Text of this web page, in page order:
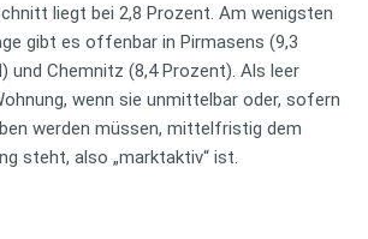
liegt bei 2,8 Prozent. Am wenigsten
gibt es offenbar in Pirmasens (9,3
und Chemnitz (8,4 Prozent). Als leer
wenn sie unmittelbar oder, sofern
werden müssen, mittelfristig dem
steht, also „marktaktiv“ ist.